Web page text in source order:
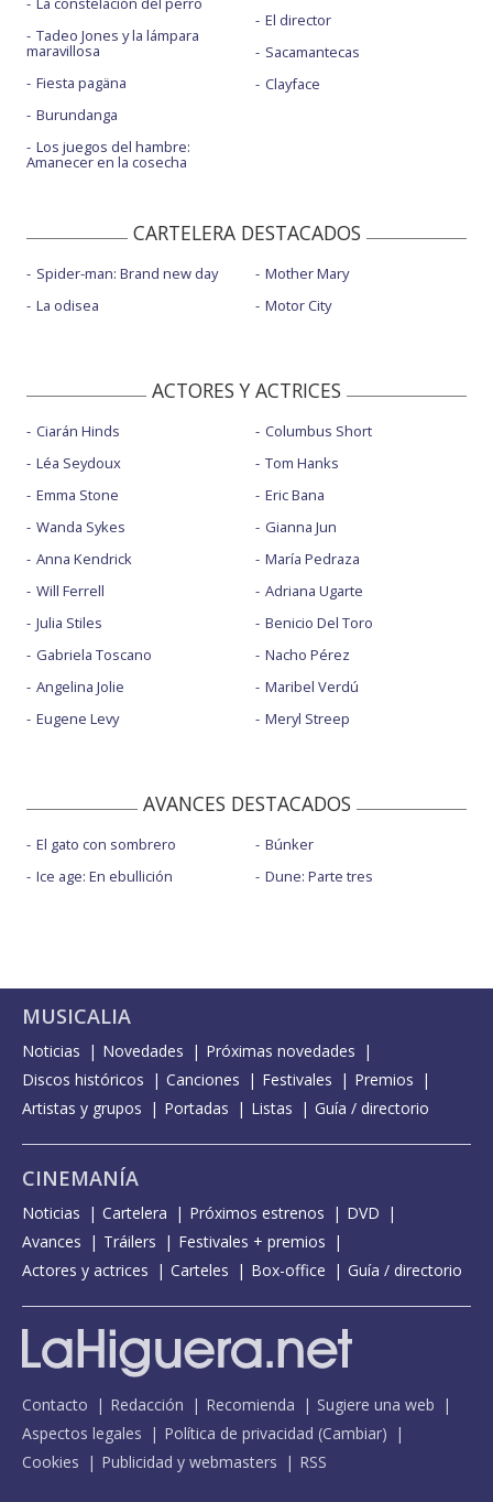
Tadeo Jones y la lámpara
maravillosa
Fiesta pagäna
Burundanga
Los juegos del hambre:
Amanecer en la cosecha
El director
Sacamantecas
Clayface
CARTELERA DESTACADOS
Spider-man: Brand new day
La odisea
Mother Mary
Motor City
ACTORES Y ACTRICES
Ciarán Hinds
Léa Seydoux
Emma Stone
Wanda Sykes
Anna Kendrick
Will Ferrell
Julia Stiles
Gabriela Toscano
Angelina Jolie
Eugene Levy
Columbus Short
Tom Hanks
Eric Bana
Gianna Jun
María Pedraza
Adriana Ugarte
Benicio Del Toro
Nacho Pérez
Maribel Verdú
Meryl Streep
AVANCES DESTACADOS
El gato con sombrero
Ice age: En ebullición
Búnker
Dune: Parte tres
MUSICALIA
Noticias Novedades
Próximas novedades
Discos históricos
Canciones Festivales
Premios
Artistas y grupos
Portadas Listas Guía / directorio
CINEMANÍA
Noticias Cartelera Próximos estrenos
DVD
Avances
Tráilers
Festivales + premios
Actores y actrices
Carteles Box-office Guía / directorio
Contacto Redacción Recomienda
Sugiere una web
Aspectos legales
Política de privacidad (Cambiar)
Cookies
Publicidad y webmasters RSS